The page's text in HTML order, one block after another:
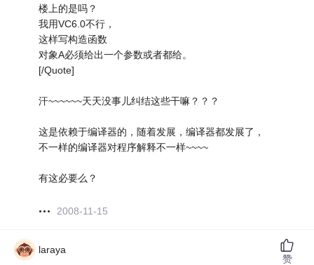
楼上的是吗？
我用VC6.0不行，
这样写构造函数
对象A必须给出一个参数或者都给。
[/Quote]
汗~~~~~~天天没事儿纠结这些干嘛？？？
这是依赖于编译器的，随着发展，编译器都发展了，
不一样的编译器对程序解释不一样~~~~
有这必要么？
2008-11-15
laraya
赞